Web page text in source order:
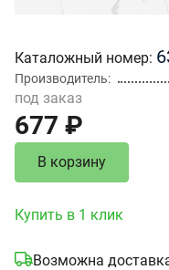
Каталожный номер
Производитель
под заказ
677 ₽
В корзину
Купить в 1 клик
Возможна